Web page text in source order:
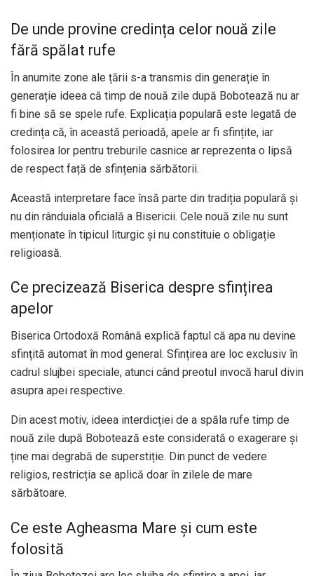
De unde provine credința celor nouă zile
fără spălat rufe
În anumite zone ale țării s-a transmis din generație în
generație ideea că timp de nouă zile după Bobotează nu ar
fi bine să se spele rufe. Explicația populară este legată de
credința că, în această perioadă, apele ar fi sfințite, iar
folosirea lor pentru treburile casnice ar reprezenta o lipsă
de respect față de sfințenia sărbătorii.
Această interpretare face însă parte din tradiția populară și
nu din rânduiala oficială a Bisericii. Cele nouă zile nu sunt
menționate în tipicul liturgic și nu constituie o obligație
religioasă.
Ce precizează Biserica despre sfințirea
apelor
Biserica Ortodoxă Română explică faptul că apa nu devine
sfințită automat în mod general. Sfințirea are loc exclusiv în
cadrul slujbei speciale, atunci când preotul invocă harul divin
asupra apei respective.
Din acest motiv, ideea interdicției de a spăla rufe timp de
nouă zile după Bobotează este considerată o exagerare și
ține mai degrabă de superstiție. Din punct de vedere
religios, restricția se aplică doar în zilele de mare
sărbătoare.
Ce este Agheasma Mare și cum este
folosită